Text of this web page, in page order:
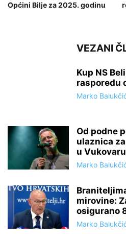
Općini Bilje za 2025. godinu
VEZANI
Kup NS
rasporedu
Marko
Od podne
ulaznica
u
Marko
mirovine:
osigurano
Marko